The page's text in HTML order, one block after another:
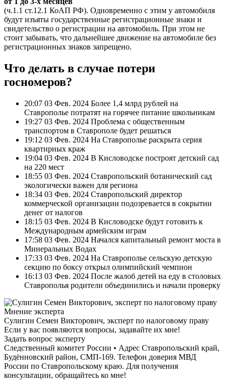
(ч.1.1 ст.12.1 КоАП РФ). Одновременно с этим у автомобиля
будут изъяты государственные регистрационные знаки и
свидетельство о регистрации на автомобиль. При этом не
стоит забывать, что дальнейшее движение на автомобиле без
регистрационных знаков запрещено.
Что делать в случае потери
госномеров?
20:07 03 Фев. 2024 Более 1,4 млрд рублей на
Ставрополье потратят на горячее питание школьникам
19:27 03 Фев. 2024 Проблема с общественным
транспортом в Ставрополе будет решаться
19:12 03 Фев. 2024 На Ставрополье раскрыта серия
квартирных краж
19:04 03 Фев. 2024 В Кисловодске построят детский сад
на 220 мест
18:55 03 Фев. 2024 Ставропольский ботанический сад
экологически важен для региона
18:34 03 Фев. 2024 Ставропольский директор
коммерческой организации подозревается в сокрытии
денег от налогов
18:15 03 Фев. 2024 В Кисловодске будут готовить к
Международным армейским играм
17:58 03 Фев. 2024 Начался капитальный ремонт моста в
Минеральных Водах
17:33 03 Фев. 2024 На Ставрополье сельскую детскую
секцию по боксу открыл олимпийский чемпион
16:13 03 Фев. 2024 После жалоб детей на еду в столовых
Ставрополья родители объединились и начали проверку
Мнение эксперта
Сулигин Семен Викторович, эксперт по налоговому праву
Если у вас появляются вопросы, задавайте их мне!
Задать вопрос эксперту
Следственный комитет России • Адрес Ставропольский край,
Будённовский район, СМП-169. Телефон доверия МВД
России по Ставропольскому краю. Для получения
консультации, обращайтесь ко мне!